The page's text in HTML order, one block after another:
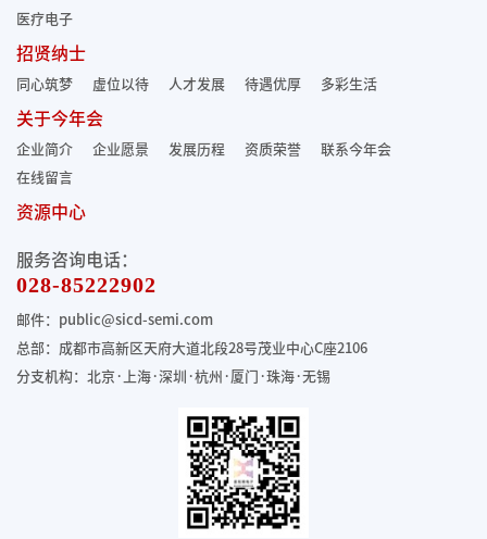
医疗电子
招贤纳士
同心筑梦 虚位以待 人才发展 待遇优厚 多彩生活
关于今年会
企业简介 企业愿景 发展历程 资质荣誉
联系今年会
在线留言
资源中心
服务咨询电话：
028-85222902
邮件：public@sicd-semi.com
总部：成都市高新区天府大道北段28号茂业中心C座2106
分支机构：北京·上海·深圳·杭州·厦门·珠海·无锡